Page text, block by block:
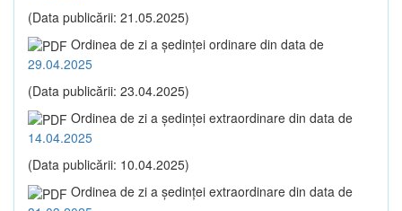
(Data publicării: 21.05.2025)
Ordinea de zi a şedinţei ordinare din data de
29.04.2025
(Data publicării: 23.04.2025)
Ordinea de zi a şedinţei extraordinare din data de
14.04.2025
(Data publicării: 10.04.2025)
Ordinea de zi a şedinţei extraordinare din data de